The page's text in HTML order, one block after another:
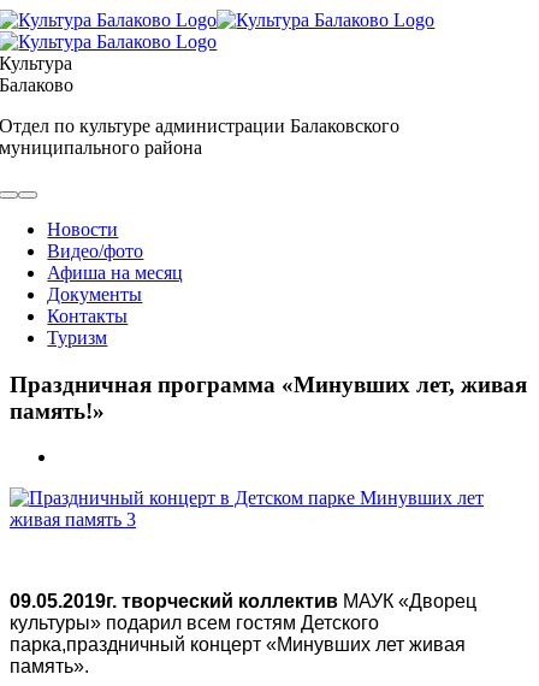
Skip
to
content
Культура
Балаково
Отдел по культуре администрации Балаковского
муниципального района
Toggle
NavigationНовости
Видео/фото
Афиша на месяц
Документы
Контакты
Туризм
Праздничная программа «Минувших лет, живая
память!»
Image
09.05.2019г. творческий коллектив МАУК «Дворец
культуры» подарил всем гостям Детского
парка,праздничный концерт «Минувших лет живая
память».